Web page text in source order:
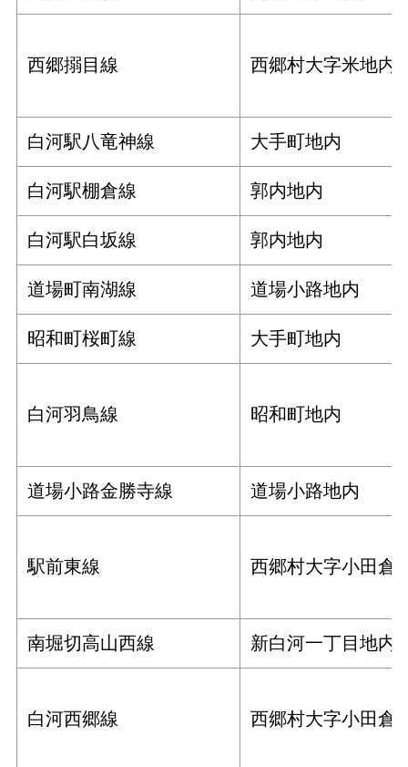
西郷搦目線 西郷村大字米地内
白河駅八竜神線 大手町地内
白河駅棚倉線 郭内地内
白河駅白坂線 郭内地内
道場町南湖線 道場小路地内
昭和町桜町線 大手町地内
白河羽鳥線 昭和町地内
道場小路金勝寺線 道場小路地内
駅前東線 西郷村大字小田倉
南堀切高山西線 新白河一丁目地内
白河西郷線 西郷村大字小田倉